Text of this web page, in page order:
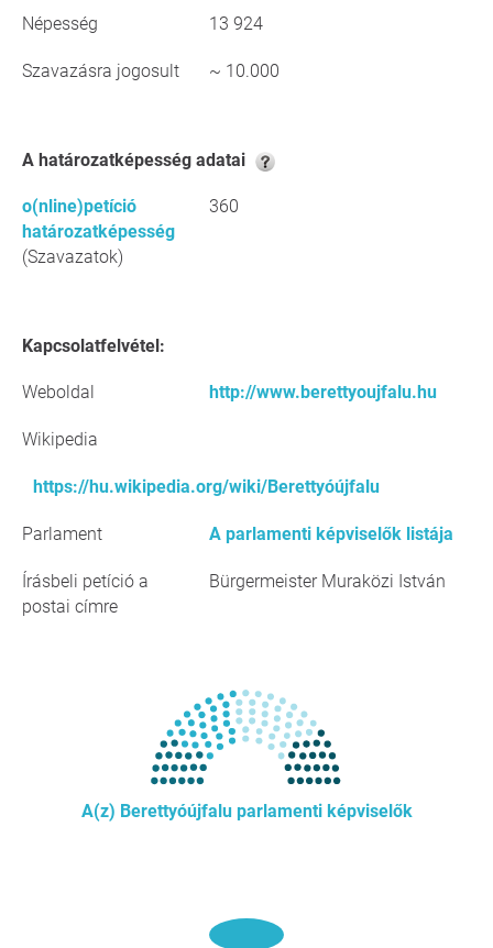
Népesség 13 924
Szavazásra jogosult ~ 10.000
A határozatképesség adatai
o(nline)petíció
határozatképesség
(Szavazatok)
360
Kapcsolatfelvétel:
Weboldal http://www.berettyoujfalu.hu
Wikipedia
https://hu.wikipedia.org/wiki/Berettyóújfalu
Parlament A parlamenti képviselők listája
Írásbeli petíció a
postai címre
Bürgermeister Muraközi István
A(z) Berettyóújfalu parlamenti képviselők